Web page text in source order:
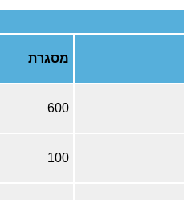
מסגרת
600
100